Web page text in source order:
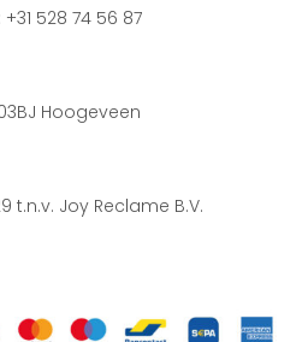
+31 528 74 56 87
Hoogeveen
t.n.v. Joy Reclame B.V.